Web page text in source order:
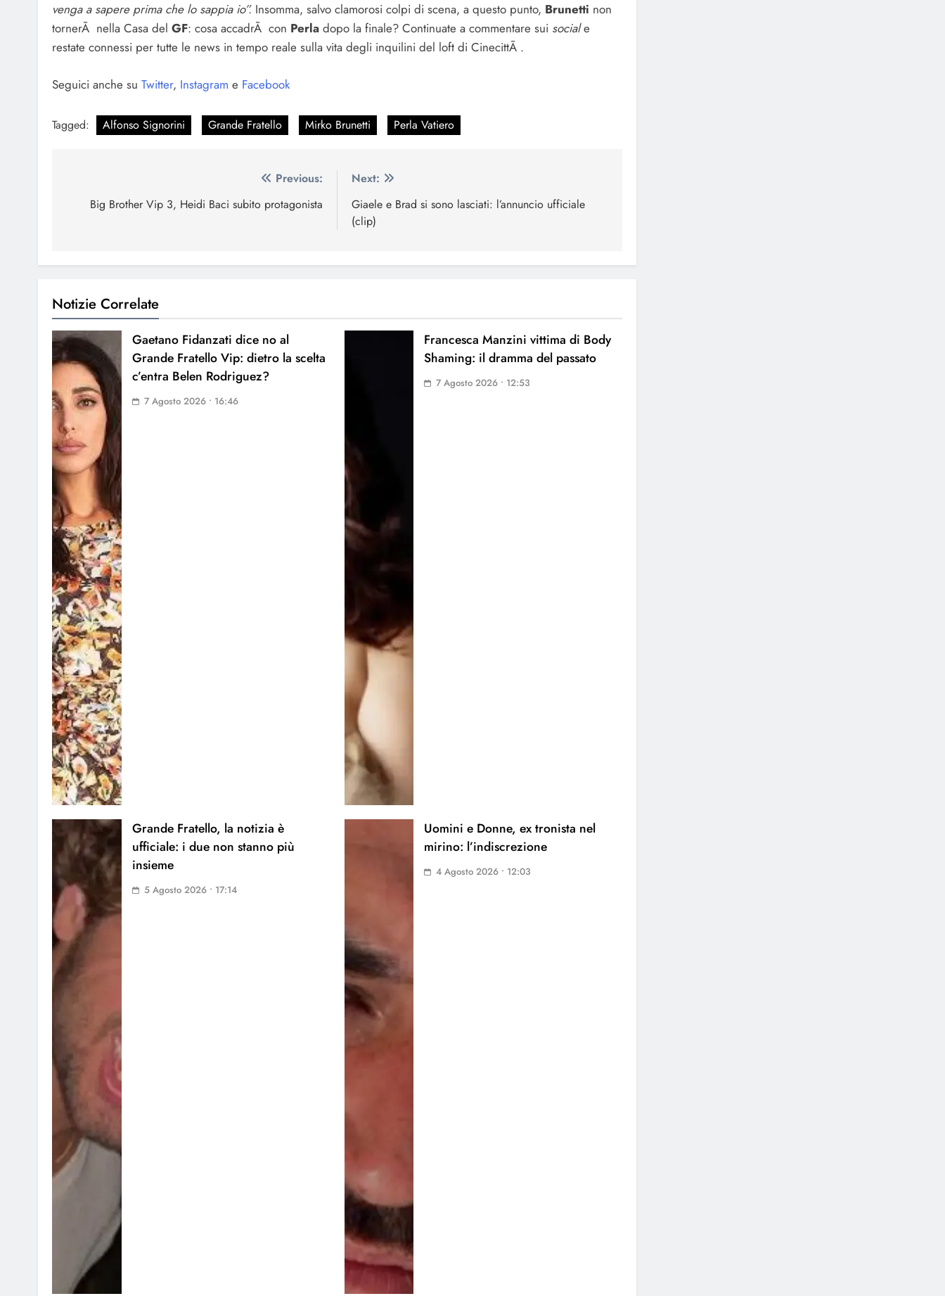
venga a sapere prima che lo sappia io”. Insomma, salvo clamorosi colpi di scena, a questo punto, Brunetti non
tornerÃ nella Casa del GF: cosa accadrÃ con Perla dopo la finale? Continuate a commentare sui sociale
restate connessi per tutte le news in tempo reale sulla vita degli inquilini del loft di CinecittÃ .
Seguici anche su Twitter, Instagram e Facebook
Tagged: Alfonso Signorini Grande Fratello Mirko Brunetti Perla Vatiero
articoli
Previous:
Big Brother Vip 3, Heidi Baci subito protagonista
Next:
Giaele e Brad si sono lasciati: l’annuncio ufficiale
(clip)
Notizie Correlate
Gaetano Fidanzati dice no al
Grande Fratello Vip: dietro la scelta
c’entra Belen Rodriguez?
7 Agosto 2026 • 16:46
Francesca Manzini vittima di Body
Shaming: il dramma del passato
7 Agosto 2026 • 12:53
Grande Fratello, la notizia è
ufficiale: i due non stanno più
insieme
5 Agosto 2026 • 17:14
Uomini e Donne, ex tronista nel
mirino: l’indiscrezione
4 Agosto 2026 • 12:03